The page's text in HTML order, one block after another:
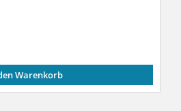
Warenkorb